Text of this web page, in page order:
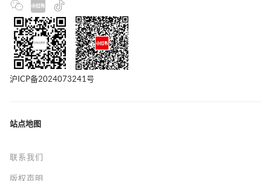
沪ICP备2024073241号
站点地图
联系我们
版权声明